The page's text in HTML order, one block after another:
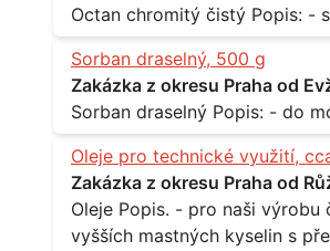
Sorban draselný, 500 g
Zakázka z okresu Praha od
Oleje pro technické využití,
Zakázka z okresu Praha od
Oleje Popis. - pro naši výrobu čističů poptáváme dodávku olejů - konkrétně se jedná o směs
vyšších mastných kyselin s